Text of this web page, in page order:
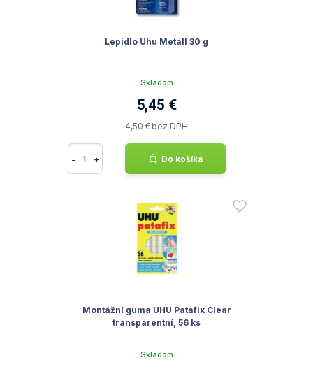
Lepidlo Uhu Metall 30 g
Skladom
5,45 €
4,50 € bez DPH
- + Do košíka
Montážní guma UHU Patafix Clear
transparentní, 56 ks
Skladom